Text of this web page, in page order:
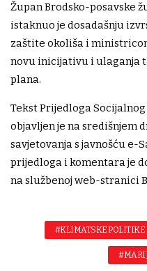
Župan Brodsko-posavske
istaknuo je dosadašnju
zaštite okoliša i
novu inicijativu i ulaganja
plana.
Tekst Prijedloga
objavljen je na središnjem
savjetovanja s javnošću e-
prijedloga i komentara je
na službenoj web-stranici
#KLIMATSKE POLITIKE